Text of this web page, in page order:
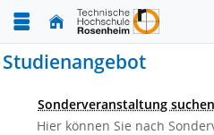
Studienangebot
Sonderveranstaltung suchen
Hier können Sie nach